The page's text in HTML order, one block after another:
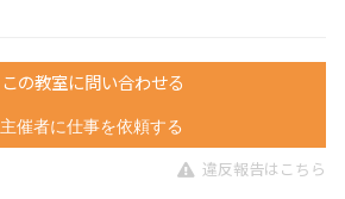
この教室に問い合わせる
主催者に仕事を依頼する
違反報告はこちら